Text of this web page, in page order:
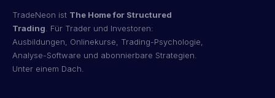
TradeNeon ist The Home for Structured
Trading . Für Trader und Investoren:
Ausbildungen, Onlinekurse, Trading-Psychologie,
Analyse-Software und abonnierbare Strategien.
Unter einem Dach.